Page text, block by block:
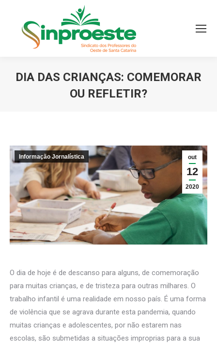
DIA DAS CRIANÇAS: COMEMORAR
OU REFLETIR?
out
12
2020
Informação Jornalística
O dia de hoje é de descanso para alguns, de comemoração
para muitas crianças, e de tristeza para outras milhares. O
trabalho infantil é uma realidade em nosso país. É uma forma
de violência que se agrava durante esta pandemia, quando
muitas crianças e adolescentes, por não estarem nas
escolas, são submetidas a situações improprias para a sua